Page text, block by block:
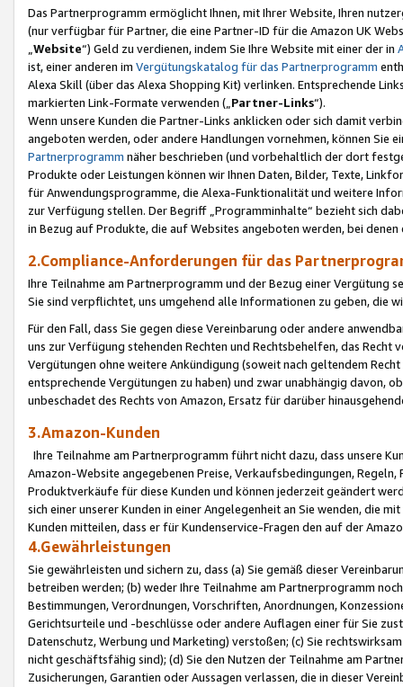
Das Partnerprogramm ermöglicht Ihnen, mit Ihrer Website, Ihren
(nur verfügbar für Partner, die eine Partner-ID für die Amazon UK
Website“) Geld zu verdienen, indem Sie Ihre Website mit einer der in
ist, einer anderen im Vergütungskatalog für das Partnerprogramm
Alexa Skill (über das Alexa Shopping Kit) verlinken. Entsprechende
markierten Link-Formate verwenden („ Partner-Links“).
Wenn unsere Kunden die Partner-Links anklicken oder sich damit
angeboten werden, oder andere Handlungen vornehmen, können Sie
Partnerprogramm näher beschrieben (und vorbehaltlich der dort
Produkte oder Leistungen können wir Ihnen Daten, Bilder, Texte,
für Anwendungsprogramme, die Alexa-Funktionalität und weitere
zur Verfügung stellen. Der Begriff „Programminhalte“ bezieht sich
in Bezug auf Produkte, die auf Websites angeboten werden, bei
2.Compliance-Anforderungen für das
Ihre Teilnahme am Partnerprogramm und der Bezug einer Vergütung
Sie sind verpflichtet, uns umgehend alle Informationen zu geben, die
Für den Fall, dass Sie gegen diese Vereinbarung oder andere
uns zur Verfügung stehenden Rechten und Rechtsbehelfen, das
Vergütungen ohne weitere Ankündigung (soweit nach geltendem
entsprechende Vergütungen zu haben) und zwar unabhängig davon,
unbeschadet des Rechts von Amazon, Ersatz für darüber
3.Amazon-Kunden
Ihre Teilnahme am Partnerprogramm führt nicht dazu, dass unsere
Amazon-Website angegebenen Preise, Verkaufsbedingungen,
Produktverkäufe für diese Kunden und können jederzeit geändert
sich einer unserer Kunden in einer Angelegenheit an Sie wenden, die
Kunden mitteilen, dass er für Kundenservice-Fragen den auf der
4.Gewährleistungen
Sie gewährleisten und sichern zu, dass (a) Sie gemäß dieser
betreiben werden; (b) weder Ihre Teilnahme am Partnerprogramm
Bestimmungen, Verordnungen, Vorschriften, Anordnungen,
Gerichtsurteile und -beschlüsse oder andere Auflagen einer für Sie
Datenschutz, Werbung und Marketing) verstoßen; (c) Sie
nicht geschäftsfähig sind); (d) Sie den Nutzen der Teilnahme am
Zusicherungen, Garantien oder Aussagen verlassen, die in dieser